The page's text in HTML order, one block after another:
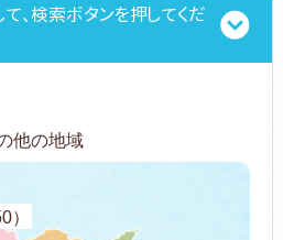
、検索ボタンを押してくだ
他の地域
）